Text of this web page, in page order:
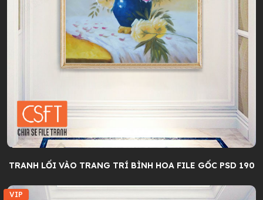
TRANH LỐI VÀO TRANG TRÍ BÌNH HOA FILE GỐC PSD 190
VIP